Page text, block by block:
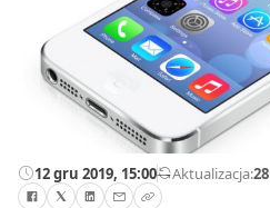
12 gru 2019, 15:00—Aktualizacja: